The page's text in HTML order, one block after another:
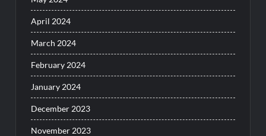
April 2024
March 2024
February 2024
January 2024
December 2023
November 2023